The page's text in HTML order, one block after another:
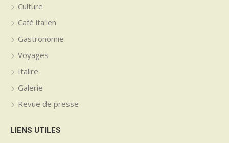
Culture
Café italien
Gastronomie
Voyages
Italire
Galerie
Revue de presse
LIENS UTILES